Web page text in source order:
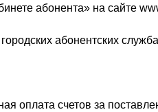
абонента» на сайте
абонентских
оплата счетов за